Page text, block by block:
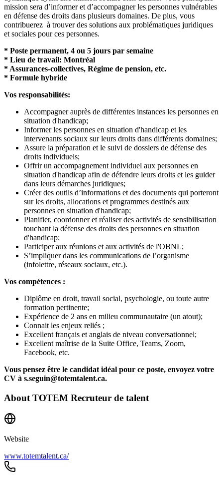
mission sera d’informer et d’accompagner les personnes vulnérables
en défense des droits dans plusieurs domaines. De plus, vous
contribuerez à trouver des solutions aux problématiques juridiques
et sociales pour ces personnes.
* Poste permanent, 4 ou 5 jours par semaine
* Lieu de travail: Montréal
* Assurances-collectives, Régime de pension, etc.
* Formule hybride
Vos responsabilités:
Accompagner auprès de différentes instances les personnes en
situation d'handicap;
Informer les personnes en situation d'handicap et les
intervenants sociaux sur leurs droits dans différents domaines;
Assure la préparation et le suivi de dossiers de défense des
droits individuels;
Offrir un accompagnement individuel aux personnes en
situation d'handicap afin de défendre leurs droits et les guider
dans leurs démarches juridiques;
Créer des outils d’informations et des documents qui porteront
sur les droits, allocations et programmes destinés aux
personnes en situation d'handicap;
Planifier, coordonner et réaliser des activités de sensibilisation
touchant la défense des droits des personnes en situation
d'handicap;
Participer aux réunions et aux activités de l'OBNL;
S’impliquer dans les communications de l’organisme
(infolettre, réseaux sociaux, etc.).
Vos compétences :
Diplôme en droit, travail social, psychologie, ou toute autre
formation pertinente;
Expérience de 2 ans en milieu communautaire (un atout);
Connait les enjeux reliés ;
Excellent français et anglais de niveau conversationnel;
Excellent maîtrise de la Suite Office, Teams, Zoom,
Facebook, etc.
Vous pensez être le candidat idéal pour ce poste, envoyez votre
CV à s.seguin@totemtalent.ca.
About TOTEM Recruteur de talent
Website
www.totemtalent.ca/